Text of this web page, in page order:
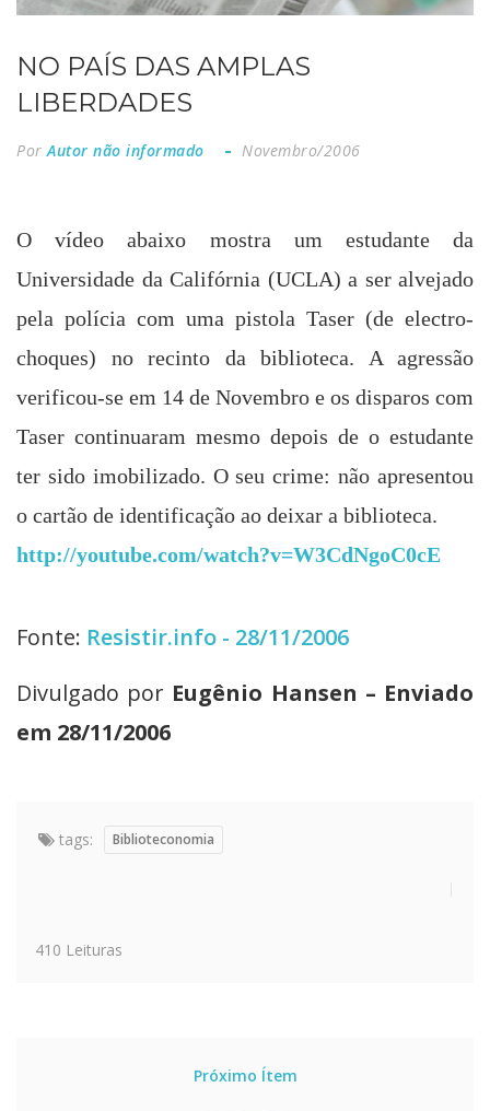
NO PAÍS DAS AMPLAS
LIBERDADES
PorAutor não informado Novembro/2006
O vídeo abaixo mostra um estudante da
Universidade da Califórnia (UCLA) a ser alvejado
pela polícia com uma pistola Taser (de electro-
choques) no recinto da biblioteca. A agressão
verificou-se em 14 de Novembro e os disparos com
Taser continuaram mesmo depois de o estudante
ter sido imobilizado. O seu crime: não apresentou
o cartão de identificação ao deixar a biblioteca.
http://youtube.com/watch?v=W3CdNgoC0cE
Fonte: Resistir.info - 28/11/2006
Divulgado por Eugênio Hansen – Enviado
em 28/11/2006
tags: Biblioteconomia
410 Leituras
Próximo Ítem